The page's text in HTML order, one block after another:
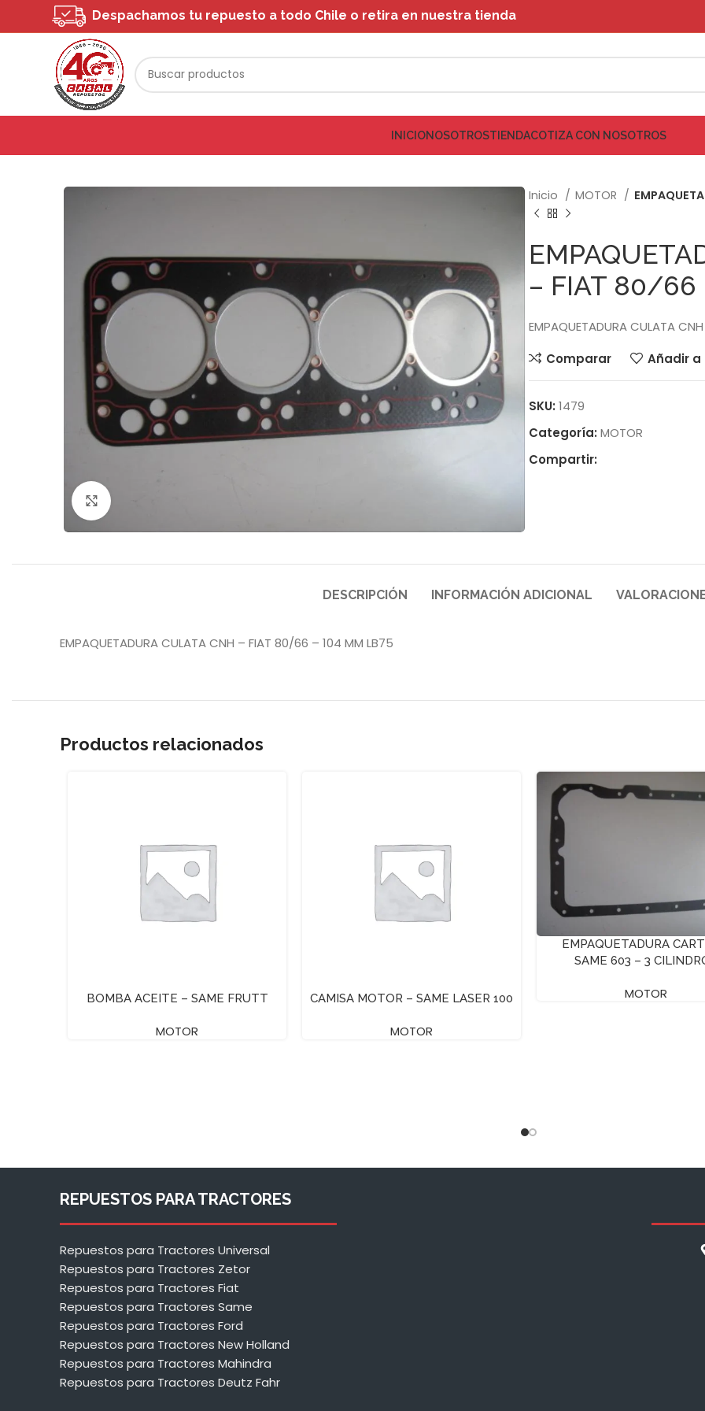
Despachamos tu repuesto a todo Chile o retira en nuestra tienda
INICIONOSOTROSTIENDACOTIZA CON NOSOTROS
Inicio MOTOR
– FIAT 80/66
EMPAQUETADURA CULATA
Comparar
Añadir
SKU: 1479
Categoría: MOTOR
Compartir:
DESCRIPCIÓN INFORMACIÓN ADICIONAL
EMPAQUETADURA CULATA CNH – FIAT 80/66 – 104 MM LB75
Productos relacionados
BOMBA ACEITE – SAME FRUTT
MOTOR
CAMISA MOTOR – SAME LASER 100
MOTOR
EMPAQUETADURA
SAME 603 – 3
MOTOR
REPUESTOS PARA TRACTORES
Repuestos para Tractores Universal
Repuestos para Tractores Zetor
Repuestos para Tractores Fiat
Repuestos para Tractores Same
Repuestos para Tractores Ford
Repuestos para Tractores New Holland
Repuestos para Tractores Mahindra
Repuestos para Tractores Deutz Fahr